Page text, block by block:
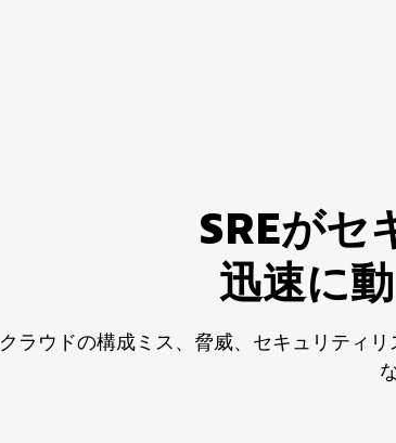
SREがセ
迅速に
クラウドの構成ミス、脅威、セキュリティ